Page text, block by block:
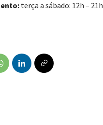
terça a sábado: 12h –